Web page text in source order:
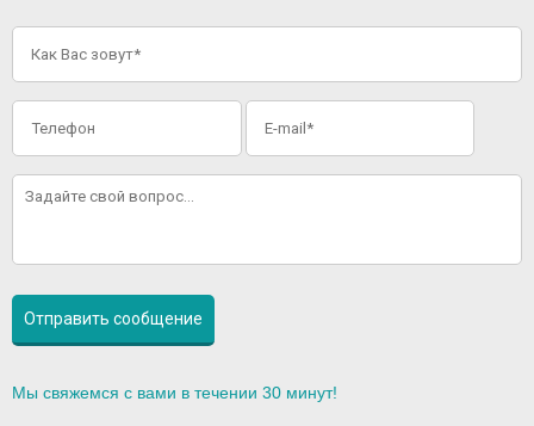
Мы свяжемся с вами в течении 30 минут!